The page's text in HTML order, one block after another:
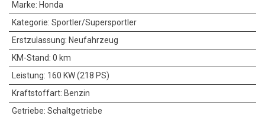
Marke: Honda
Kategorie: Sportler/Supersportler
Erstzulassung: Neufahrzeug
KM-Stand: 0 km
Leistung: 160 KW (218 PS)
Kraftstoffart: Benzin
Getriebe: Schaltgetriebe